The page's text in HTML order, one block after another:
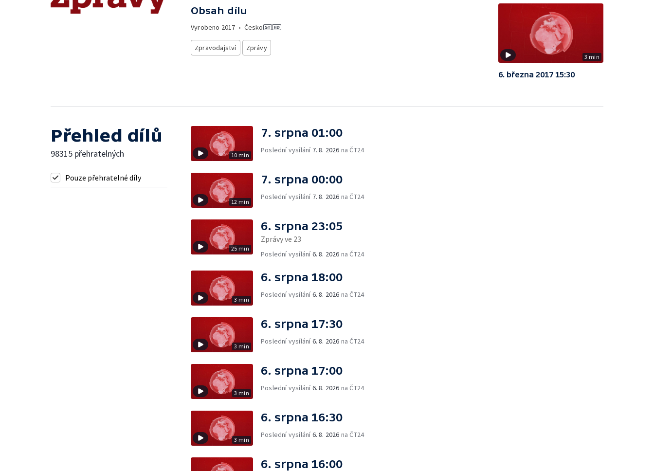
Obsah dílu
Vyrobeno 2017 • Česko
Zpravodajství Zprávy
3 min
6. března 2017 15:30
Přehled dílů
98315 přehratelných
Pouze přehratelné díly
10 min
7. srpna 01:00
Poslední vysílání 7. 8. 2026 na ČT24
12 min
7. srpna 00:00
Poslední vysílání 7. 8. 2026 na ČT24
25 min
6. srpna 23:05
Zprávy ve 23
Poslední vysílání6. 8. 2026 na ČT24
3 min
6. srpna 18:00
Poslední vysílání6. 8. 2026 na ČT24
3 min
6. srpna 17:30
Poslední vysílání6. 8. 2026 na ČT24
3 min
6. srpna 17:00
Poslední vysílání6. 8. 2026 na ČT24
3 min
6. srpna 16:30
Poslední vysílání6. 8. 2026 na ČT24
6. srpna 16:00